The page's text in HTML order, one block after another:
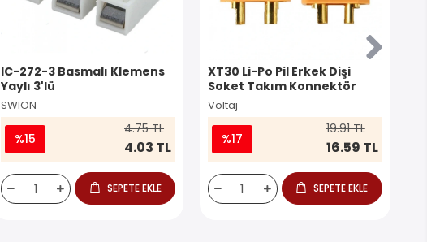
IC-272-3 Basmalı Klemens
Yaylı 3'lü
SWION
%15
4.75 TL
4.03 TL
SEPETE EKLE
XT30 Li-Po Pil Erkek Dişi
Soket Takım Konnektör
Voltaj
%17
19.91 TL
16.59 TL
SEPETE EKLE